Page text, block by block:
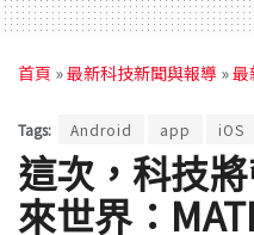
首頁 »最新科技新聞與報導 »最
Tags: Android app iOS
這次，科技
來世界：